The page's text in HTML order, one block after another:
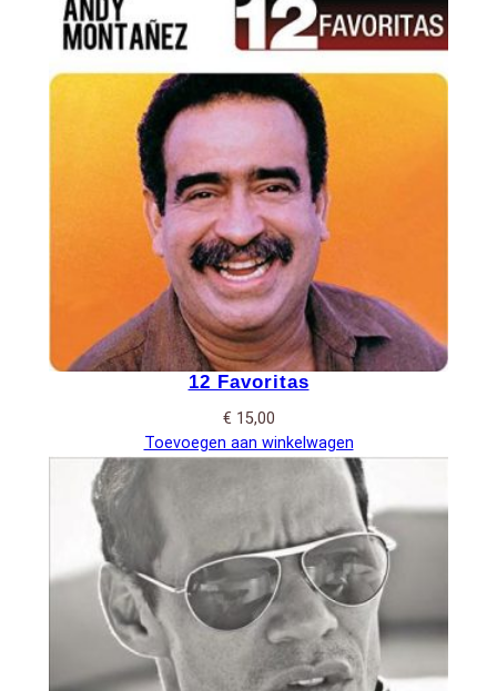
12 Favoritas
€ 15,00
Toevoegen aan winkelwagen